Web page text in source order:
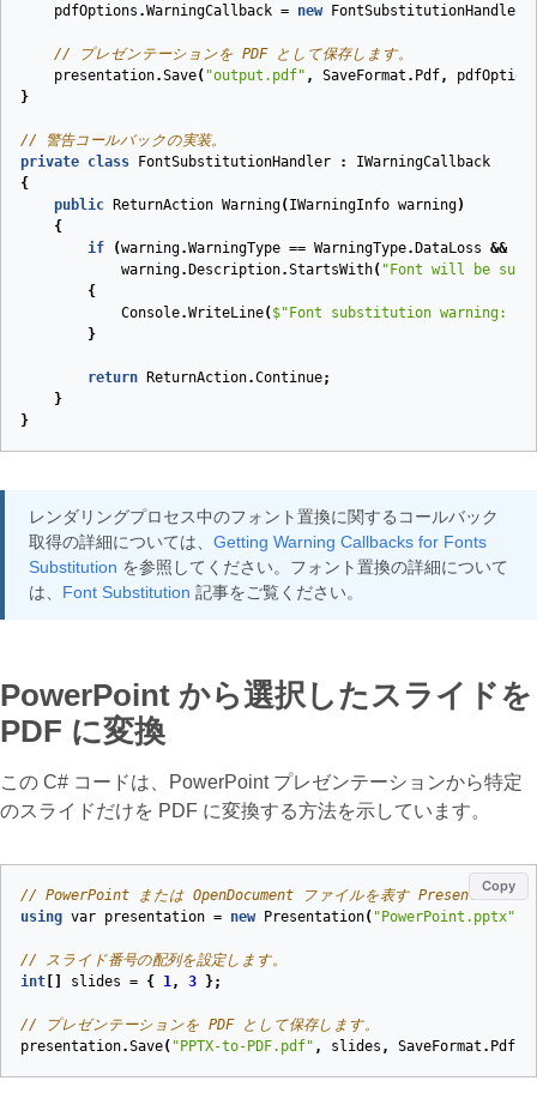
pdfOptions .WarningCallback = new FontSubstitutionHandler
// プレゼンテーションを PDF として保存します。
presentation.Save( "output.pdf" , SaveFormat . Pdf,
}
// 警告コールバックの実装。
private class FontSubstitutionHandler :
IWarningCallback
{
public
ReturnAction Warning( IWarningInfo warning)
{
if
(warning.WarningType == WarningType. DataLoss &&
warning. Description.StartsWith( "Font will be
{
Console.WriteLine( $"Font substitution warning:
}
return ReturnAction.Continue;
}
}
レンダリングプロセス中のフォント置換に関するコールバック
取得の詳細については、 Getting Warning Callbacks for Fonts
Substitution を参照してください。フォント置換の詳細について
は、 Font Substitution 記事をご覧ください。
PowerPoint から選択したスライドを
PDF に変換
この C# コードは、PowerPoint プレゼンテーションから特定
のスライドだけを PDF に変換する方法を示しています。
Copy
// PowerPoint または OpenDocument ファイルを表す Presentation ク
using var presentation = new Presentation( "PowerPoint.pptx"
// スライド番号の配列を設定します。
int
slides = { 1, 3 };
// プレゼンテーションを PDF として保存します。
presentation.Save( "PPTX-to-PDF.pdf" , slides , SaveFormat . Pdf